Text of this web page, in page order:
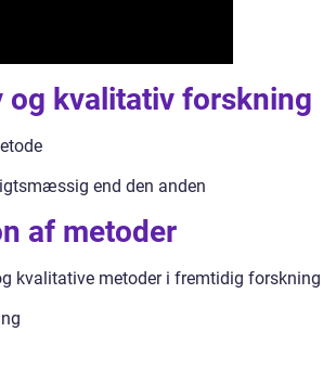
og kvalitativ forskning
end den anden
af metoder
kvalitative metoder i fremtidig forskning